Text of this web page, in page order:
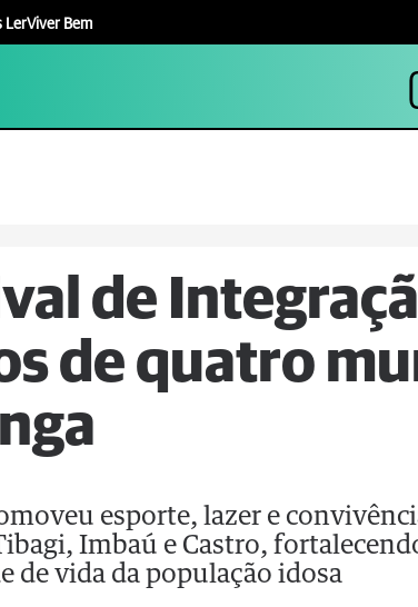
LerViver Bem
de
de quatro
esporte, lazer e
Imbaú e Castro,
de vida da população idosa